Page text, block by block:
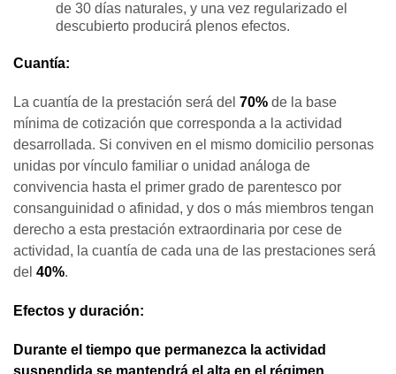
de 30 días naturales, y una vez regularizado el
descubierto producirá plenos efectos.
Cuantía:
La cuantía de la prestación será del 70% de la base
mínima de cotización que corresponda a la actividad
desarrollada. Si conviven en el mismo domicilio personas
unidas por vínculo familiar o unidad análoga de
convivencia hasta el primer grado de parentesco por
consanguinidad o afinidad, y dos o más miembros tengan
derecho a esta prestación extraordinaria por cese de
actividad, la cuantía de cada una de las prestaciones será
del 40%.
Efectos y duración:
Durante el tiempo que permanezca la actividad